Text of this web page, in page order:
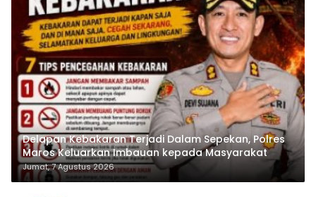
Delapan Kebakaran Terjadi Dalam Sepekan, Polres
Maros Keluarkan Imbauan kepada Masyarakat
Jumat, 7 Agustus 2026